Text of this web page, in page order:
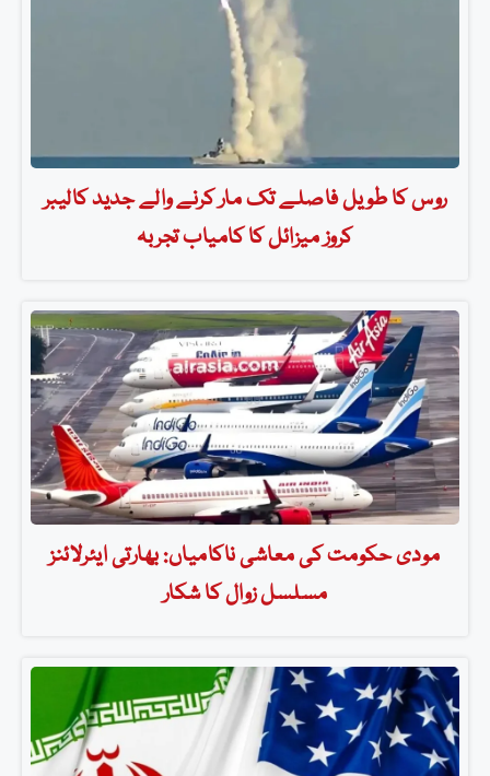
روس کا طویل فاصلے تک مار کرنے والے جدید کالیبر
کروز میزائل کا کامیاب تجربہ
مودی حکومت کی معاشی ناکامیاں: بھارتی ایئرلائنز
مسلسل زوال کا شکار